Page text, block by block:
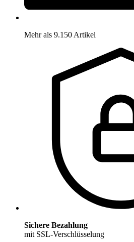
Mehr als 9.150 Artikel
Sichere Bezahlung
mit SSL-Verschlüsselung